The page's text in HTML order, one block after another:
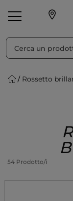
Make-up
Rossetto
54 Prodotto/i
Ordina per